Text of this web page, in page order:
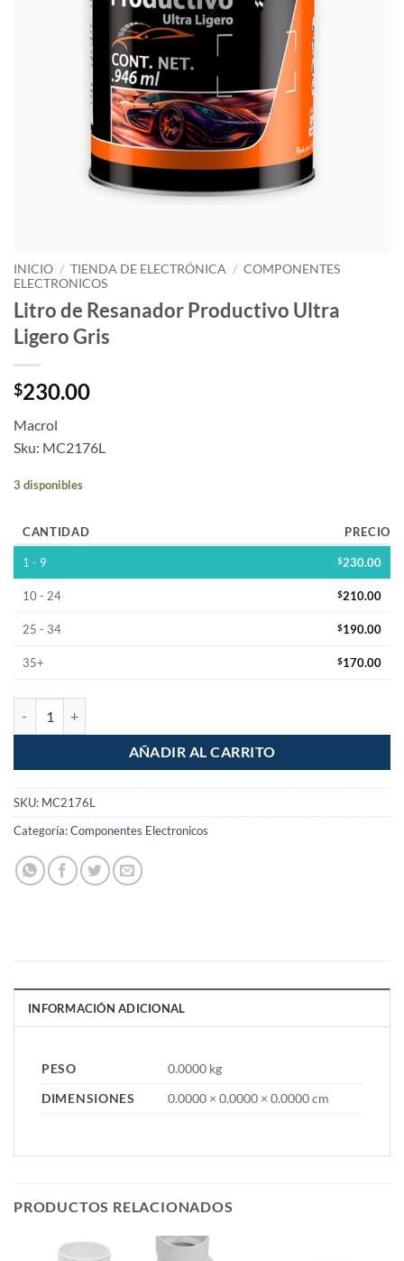
INICIO / TIENDA DE ELECTRÓNICA / COMPONENTES
ELECTRONICOS
Litro de Resanador Productivo Ultra
Ligero Gris
$230.00
Macrol
Sku: MC2176L
3 disponibles
CANTIDAD PRECIO
1 - 9 $230.00
10 - 24 $210.00
25 - 34 $190.00
35+ $170.00
AÑADIR AL CARRITO
SKU: MC2176L
Categoría:Componentes Electronicos
INFORMACIÓN ADICIONAL
PESO
0.0000 kg
DIMENSIONES
0.0000 × 0.0000 × 0.0000 cm
PRODUCTOS RELACIONADOS